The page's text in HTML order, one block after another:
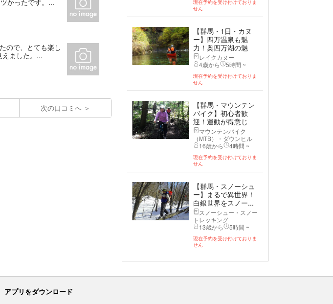
かったです。...
ので、とても楽し
ました。...
次の口コミへ
現在予約を受け付けておりま
せん
【群馬・1日・カヌ
ー】四万温泉も魅
力！奥四万湖の魅
力...レイクカヌー
4歳から
5時間 ~
現在予約を受け付けておりま
せん
【群馬・マウンテン
バイク】初心者歓
迎！運動が得意じ
ゃ...マウンテンバイク
（MTB）・ダウンヒル
16歳から
4時間 ~
現在予約を受け付けておりま
せん
【群馬・スノーシュ
ー】まるで異世界！
白銀世界をスノー...
スノーシュー・スノー
トレッキング
13歳から
5時間 ~
現在予約を受け付けておりま
せん
アプリをダウンロード